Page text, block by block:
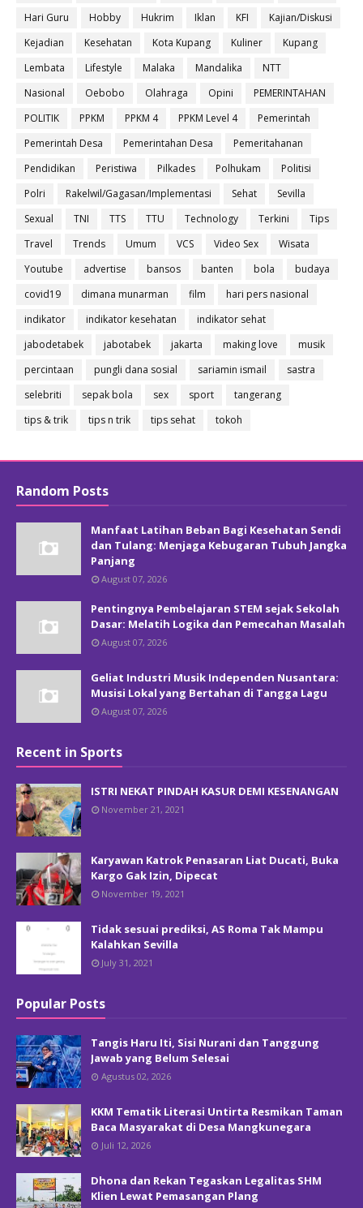
Hari Guru
Hobby Hukrim Iklan KFI
Kajian/Diskusi
Kejadian
Kesehatan Kota Kupang Kuliner
Kupang
Lembata
Lifestyle Malaka Mandalika
NTT
Nasional
Oebobo Olahraga Opini
PEMERINTAHAN
POLITIK
PPKM PPKM 4 PPKM Level 4
Pemerintah
Pemerintah Desa
Pemerintahan Desa
Pemeritahanan
Pendidikan
Peristiwa Pilkades Polhukam
Politisi
Polri
Rakelwil/Gagasan/Implementasi Sehat
Sevilla
Sexual
TNI TTS TTU Technology Terkini
Tips
Travel
Trends Umum VCS Video Sex
Wisata
Youtube
advertise bansos banten bola
budaya
covid19
dimana munarman film
hari pers nasional
indikator
indikator kesehatan
indikator sehat
jabodetabek
jabotabek jakarta making love
musik
percintaan
pungli dana sosial sariamin ismail
sastra
selebriti
sepak bola sex sport
tangerang
tips & trik
tips n trik tips sehat tokoh
Random Posts
Manfaat Latihan Beban Bagi Kesehatan Sendi
dan Tulang: Menjaga Kebugaran Tubuh Jangka
Panjang
August 07, 2026
Pentingnya Pembelajaran STEM sejak Sekolah
Dasar: Melatih Logika dan Pemecahan Masalah
August 07, 2026
Geliat Industri Musik Independen Nusantara:
Musisi Lokal yang Bertahan di Tangga Lagu
August 07, 2026
Recent in Sports
ISTRI NEKAT PINDAH KASUR DEMI KESENANGAN
November 21, 2021
Karyawan Katrok Penasaran Liat Ducati, Buka
Kargo Gak Izin, Dipecat
November 19, 2021
Tidak sesuai prediksi, AS Roma Tak Mampu
Kalahkan Sevilla
July 31, 2021
Popular Posts
Tangis Haru Iti, Sisi Nurani dan Tanggung
Jawab yang Belum Selesai
Agustus 02, 2026
KKM Tematik Literasi Untirta Resmikan Taman
Baca Masyarakat di Desa Mangkunegara
Juli 12, 2026
Dhona dan Rekan Tegaskan Legalitas SHM
Klien Lewat Pemasangan Plang